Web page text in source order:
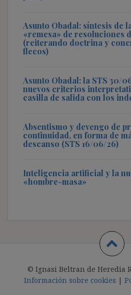
Asunto Obadal: síntesis de
«remesa» de resoluciones
(reiterando doctrina y
flecos)
Asunto Obadal: la STS 30/
nuevos criterios
casilla de salida con los
Absentismo y devengo de
continuidad, en forma de
descanso (STS 16/06/26)
Inteligencia artificial y la
«hombre-masa»
© Ignasi Beltran de Heredia
Información sobre cookies |